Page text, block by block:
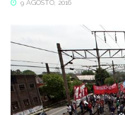
9 AGOSTO, 2016